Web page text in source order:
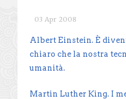
03 Apr 2008
Albert Einstein. È
chiaro che la nostra
umanità.
Martin Luther King. I